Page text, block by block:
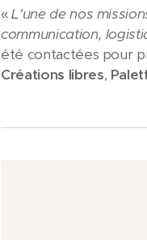
«L'une de nos
communication,
été contactées pour
Créations libres,